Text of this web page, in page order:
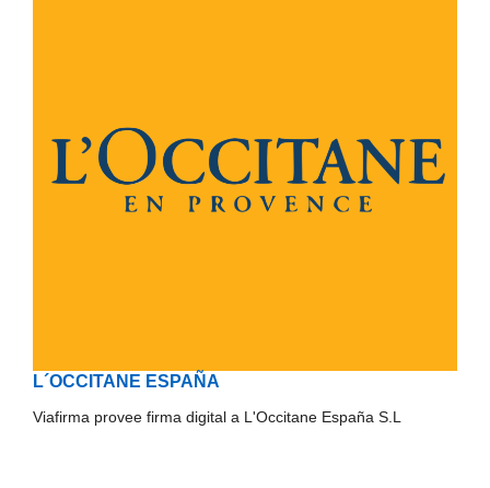
L´OCCITANE ESPAÑA
Viafirma provee firma digital a L'Occitane España S.L